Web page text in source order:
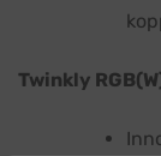
Twinkly